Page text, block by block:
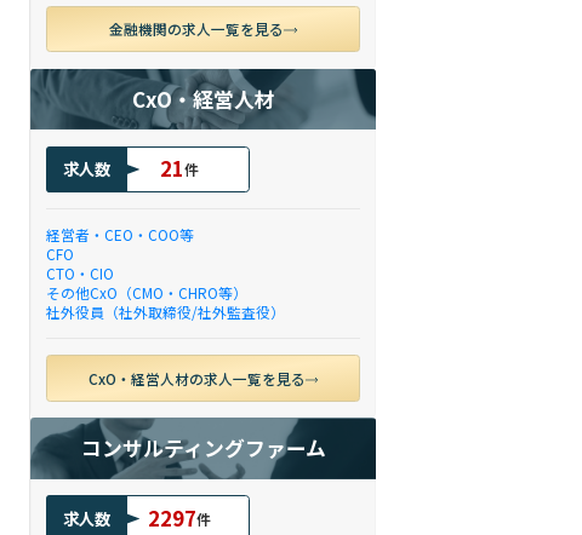
金融機関の求人一覧を見る
CxO・経営人材
求人数 21件
経営者・CEO・COO等
CFO
CTO・CIO
その他CxO（CMO・CHRO等）
社外役員（社外取締役/社外監査役）
CxO・経営人材の求人一覧を見る
コンサルティングファーム
求人数 2297件